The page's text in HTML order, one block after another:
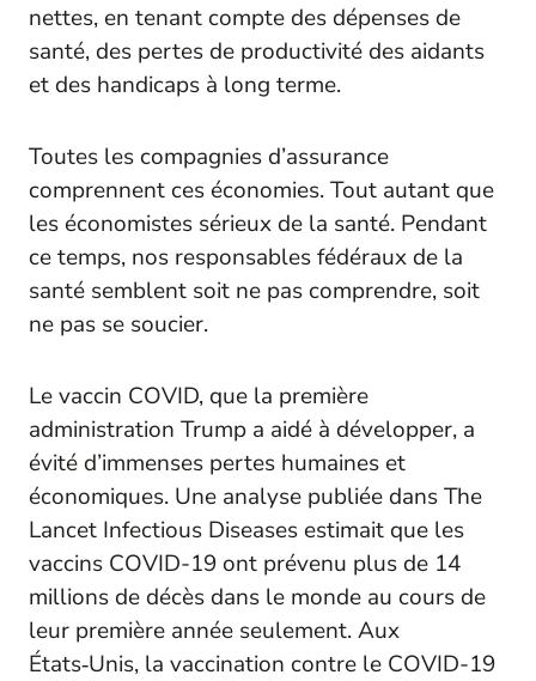
nettes, en tenant compte des dépenses de
santé, des pertes de productivité des aidants
et des handicaps à long terme.
Toutes les compagnies d’assurance
comprennent ces économies. Tout autant que
les économistes sérieux de la santé. Pendant
ce temps, nos responsables fédéraux de la
santé semblent soit ne pas comprendre, soit
ne pas se soucier.
Le vaccin COVID, que la première
administration Trump a aidé à développer, a
évité d’immenses pertes humaines et
économiques. Une analyse publiée dansThe
Lancet Infectious Diseases estimait que les
vaccins COVID-19 ont prévenu plus de 14
millions de décès dans le monde au cours de
leur première année seulement. Aux
États‑Unis, la vaccination contre le COVID-19